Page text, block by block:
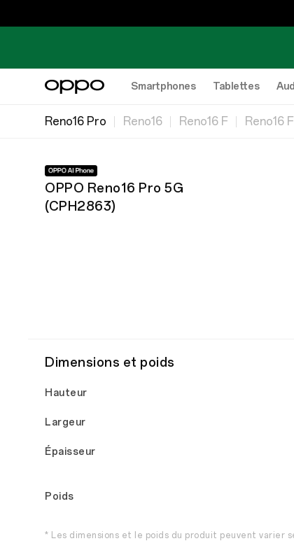
Smartphones Tablettes
Reno16 Pro Reno16 Reno16 F Reno16
OPPO Reno16 Pro 5G
(CPH2863)
Dimensions et poids
Hauteur
Largeur
Épaisseur
Poids
* Les dimensions et le poids du produit peuvent varier